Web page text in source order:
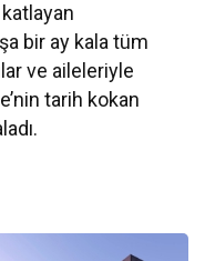
katlayan
bir ay kala tüm
ve aileleriyle
tarih kokan